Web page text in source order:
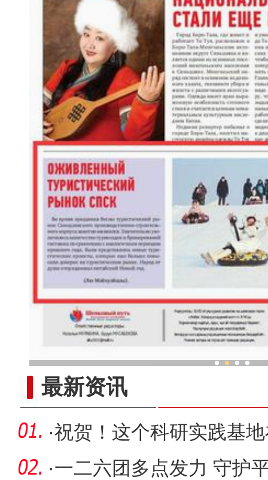
最新资讯
·祝贺！这个科研实践基
师揭牌
·一二六团多点发力 守护